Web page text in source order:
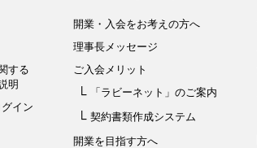
する
明
イン
開業・入会をお考えの方へ
理事長メッセージ
ご入会メリット
「ラビーネット」のご案内
契約書類作成システム
開業を目指す方へ